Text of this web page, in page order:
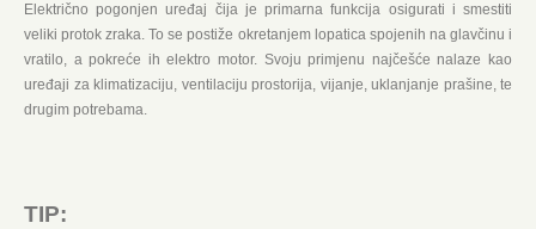
Električno pogonjen uređaj čija je primarna funkcija osigurati i smestiti
veliki protok zraka. To se postiže okretanjem lopatica spojenih na glavčinu i
vratilo, a pokreće ih elektro motor. Svoju primjenu najčešće nalaze kao
uređaji za klimatizaciju, ventilaciju prostorija, vijanje, uklanjanje prašine, te
drugim potrebama.
TIP: